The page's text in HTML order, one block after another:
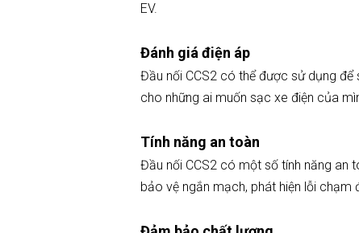
EV.
Đánh giá điện áp
Đầu nối CCS2 có thể được sử dụng
cho những ai muốn sạc xe điện của
Tính năng an toàn
Đầu nối CCS2 có một số tính năng an
bảo vệ ngắn mạch, phát hiện lỗi chạm